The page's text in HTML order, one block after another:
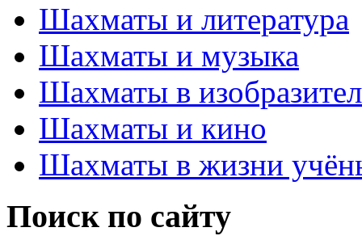
Шахматы и литература
Шахматы и музыка
Шахматы в
Шахматы и кино
Шахматы в жизни
Поиск по сайту